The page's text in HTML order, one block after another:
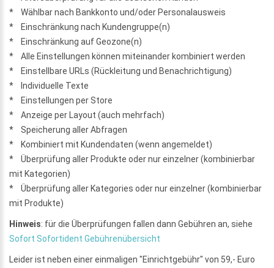
* Wählbar nach Bankkonto und/oder Personalausweis
* Einschränkung nach Kundengruppe(n)
* Einschränkung auf Geozone(n)
* Alle Einstellungen können miteinander kombiniert werden
* Einstellbare URLs (Rückleitung und Benachrichtigung)
* Individuelle Texte
* Einstellungen per Store
* Anzeige per Layout (auch mehrfach)
* Speicherung aller Abfragen
* Kombiniert mit Kundendaten (wenn angemeldet)
* Überprüfung aller Produkte oder nur einzelner (kombinierbar
mit Kategorien)
* Überprüfung aller Kategories oder nur einzelner (kombinierbar
mit Produkte)
Hinweis: für die Überprüfungen fallen dann Gebühren an, siehe
Sofort Sofortident Gebührenübersicht
Leider ist neben einer einmaligen "Einrichtgebühr" von 59,- Euro